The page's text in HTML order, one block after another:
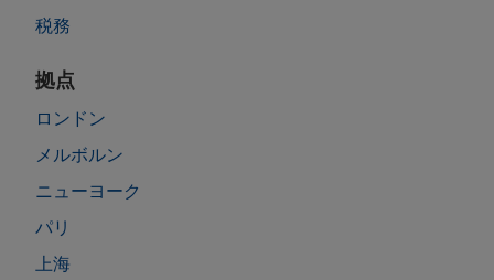
税務
拠点
ロンドン
メルボルン
ニューヨーク
パリ
上海